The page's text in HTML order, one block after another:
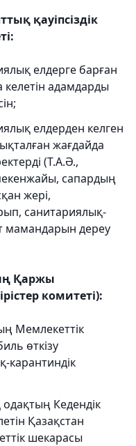
қауіпсіздік
елдерге барған
адамдарды
елдерден келген
жағдайда
(Т.А.Ә.,
сапардың
жері,
санитариялық-
мамандарын дереу
Қаржы
комитеті):
Мемлекеттік
өткізу
карантиндік
Кедендік
Қазақстан
шекарасы